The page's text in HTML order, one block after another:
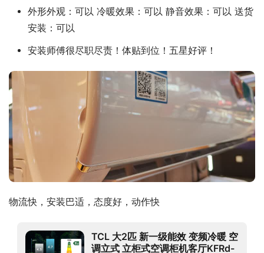
外形外观：可以 冷暖效果：可以 静音效果：可以 送货
安装：可以
安装师傅很尽职尽责！体贴到位！五星好评！
物流快，安装巴适，态度好，动作快
TCL 大2匹 新一级能效 变频冷暖 空
调立式 立柜式空调柜机客厅KFRd-